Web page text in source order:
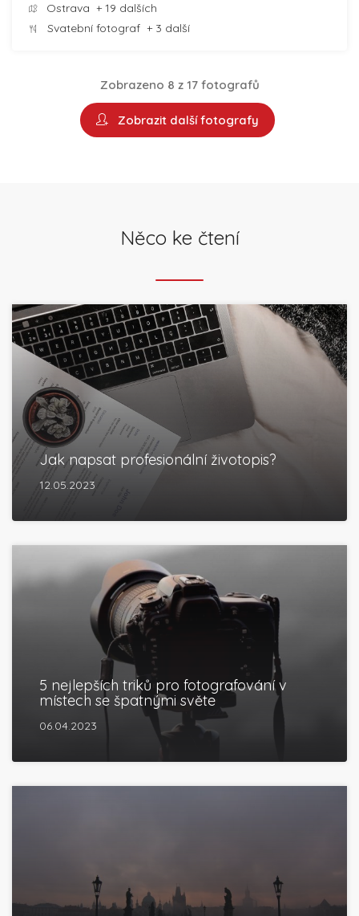
Ostrava + 19 dalších
Svatební fotograf + 3 další
Zobrazeno 8 z 17 fotografů
Zobrazit další fotografy
Něco ke čtení
Jak napsat profesionální životopis?
12.05.2023
5 nejlepších triků pro fotografování v
místech se špatnými světe
06.04.2023